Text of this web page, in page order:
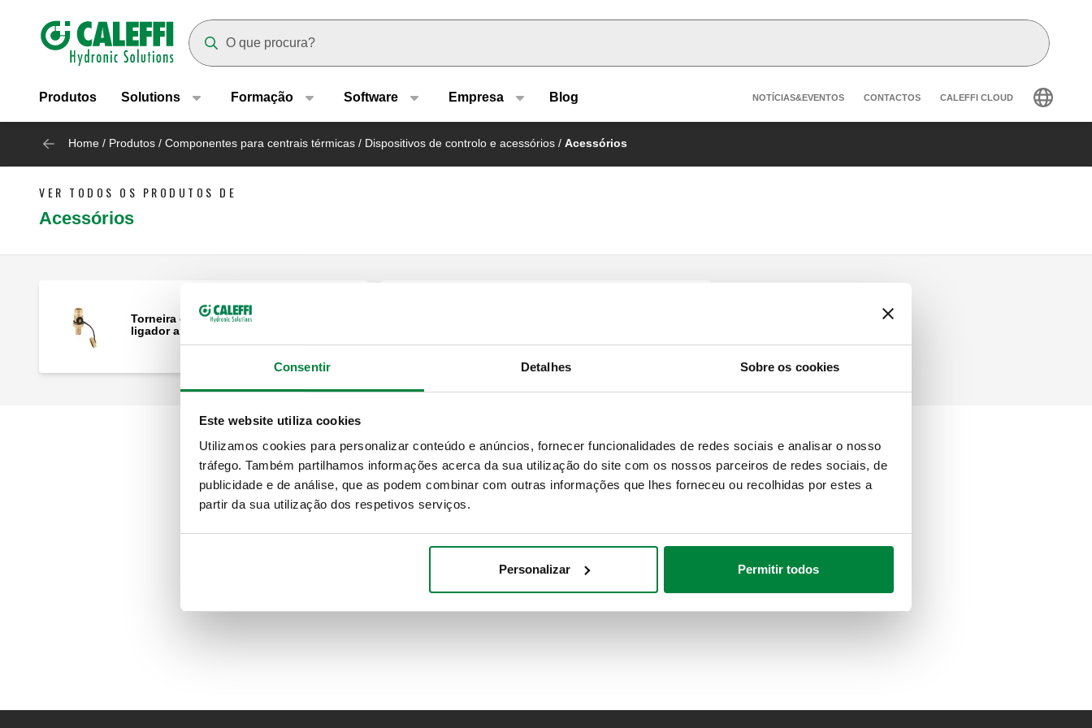
Consentir Detalhes Sobre os cookies
Este website utiliza cookies
Utilizamos cookies para personalizar conteúdo e anúncios, fornecer funcionalidades de redes sociais e analisar o nosso
tráfego. Também partilhamos informações acerca da sua utilização do site com os nossos parceiros de redes sociais, de
publicidade e de análise, que as podem combinar com outras informações que lhes forneceu ou recolhidas por estes a
partir da sua utilização dos respetivos serviços.
Personalizar Permitir todos
Header main navigation
Produtos Solutions Formação Software Empresa Blog Header secondary navigation
NOTÍCIAS&EVENTOS CONTACTOS CALEFFI CLOUD
Home / Produtos / Componentes para centrais térmicas / Dispositivos de controlo e acessórios / Acessórios
VER TODOS OS PRODUTOS DE
Acessórios
Torneira de descarga da caldeira com
ligador a tubo de borracha e tampa.